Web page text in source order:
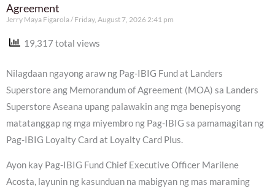
Agreement
Jerry Maya Figarola Friday, August 7, 2026 2:41 pm
19,317 total views
Nilagdaan ngayong araw ng Pag-IBIG Fund at Landers
Superstore ang Memorandum of Agreement (MOA) sa Landers
Superstore Aseana upang palawakin ang mga benepisyong
matatanggap ng mga miyembro ng Pag-IBIG sa pamamagitan ng
Pag-IBIG Loyalty Card at Loyalty Card Plus.
Ayon kay Pag-IBIG Fund Chief Executive Officer Marilene
Acosta, layunin ng kasunduan na mabigyan ng mas maraming